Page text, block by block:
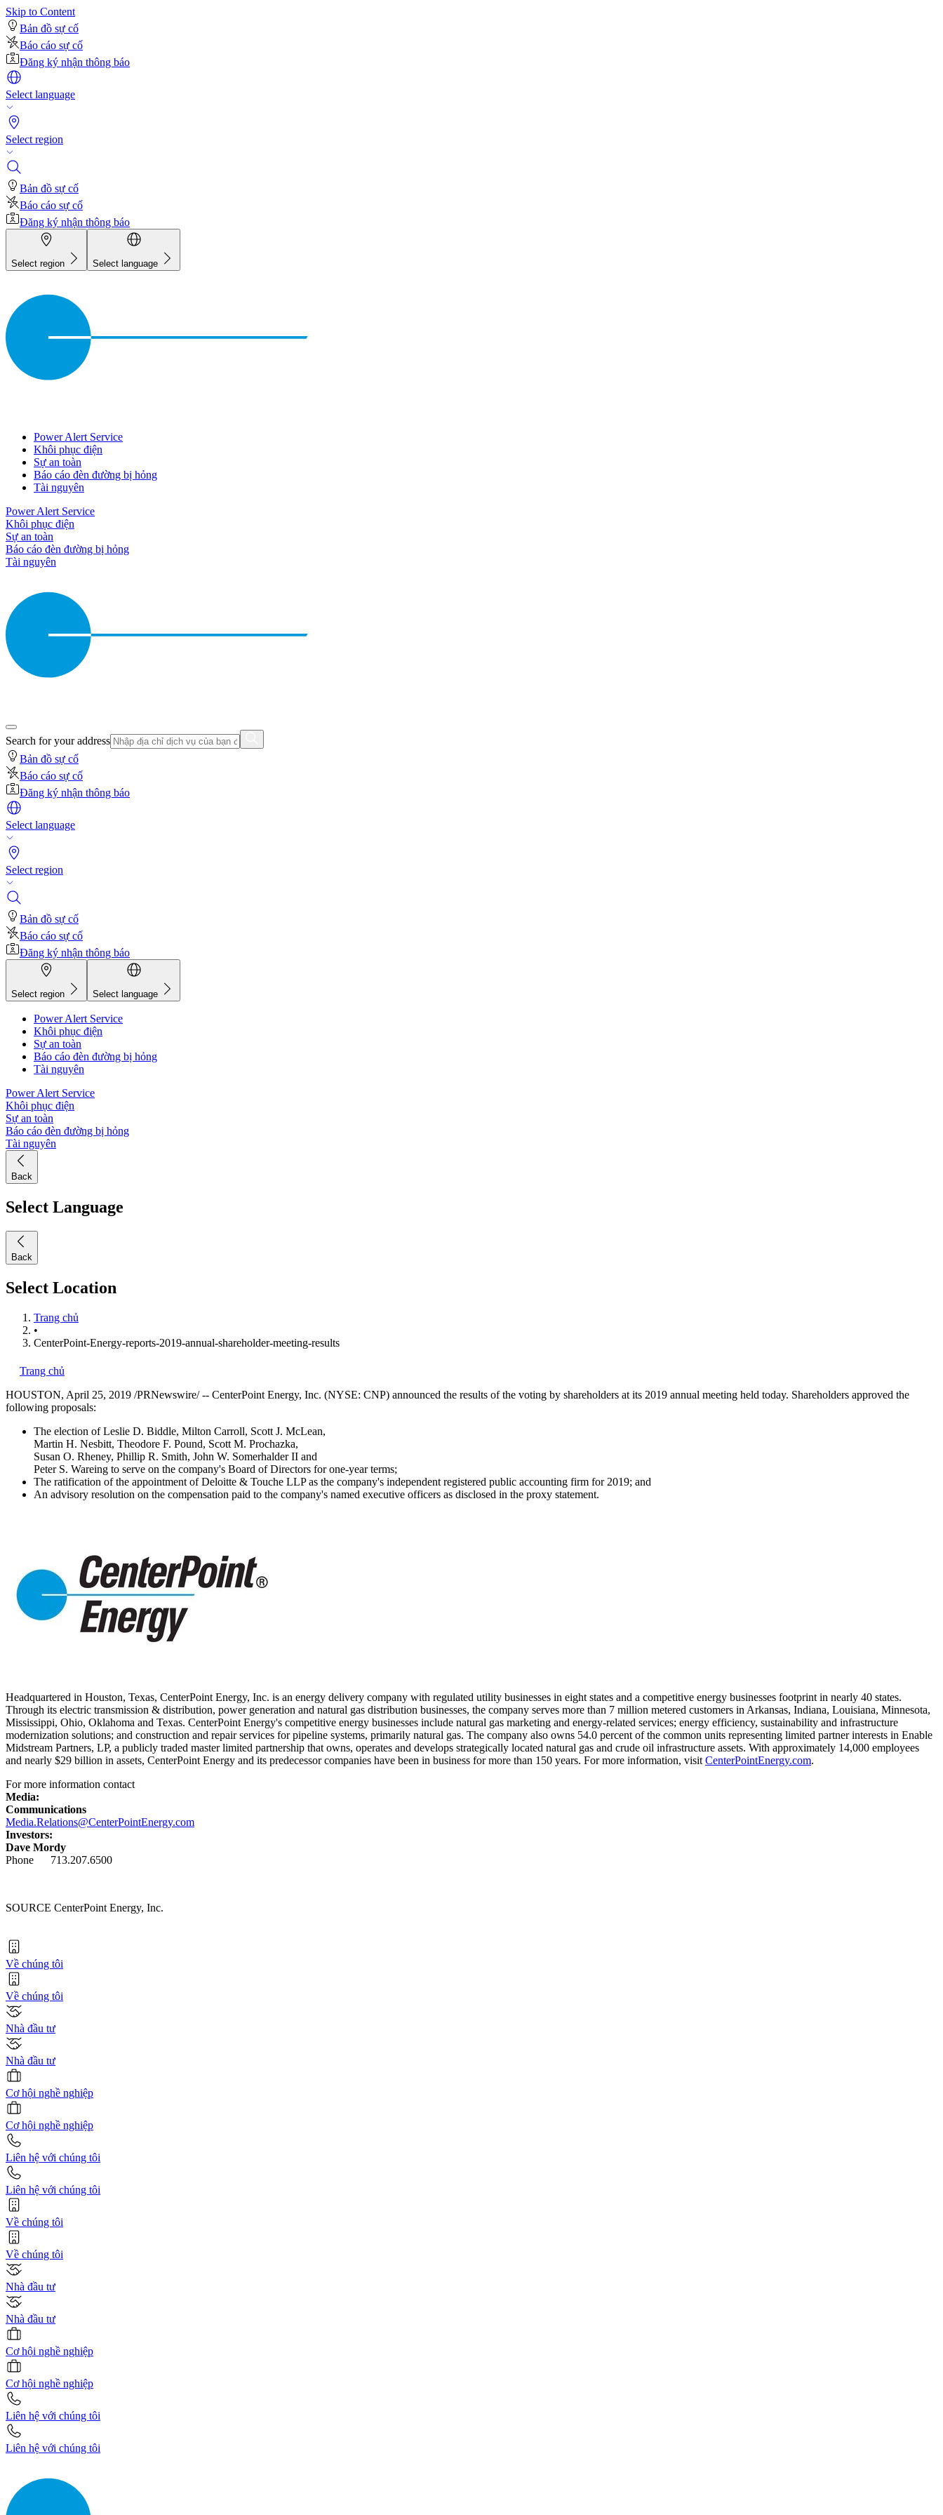
Skip to Content
Bản đồ sự cố
Báo cáo sự cố
Đăng ký nhận thông báo
Select language
Select region
Bản đồ sự cố
Báo cáo sự cố
Đăng ký nhận thông báo
Select region Select language
Power Alert Service
Khôi phục điện
Sự an toàn
Báo cáo đèn đường bị hỏng
Tài nguyên
Power Alert Service
Khôi phục điện
Sự an toàn
Báo cáo đèn đường bị hỏng
Tài nguyên
Search for your address
Bản đồ sự cố
Báo cáo sự cố
Đăng ký nhận thông báo
Select language
Select region
Bản đồ sự cố
Báo cáo sự cố
Đăng ký nhận thông báo
Select region Select language
Power Alert Service
Khôi phục điện
Sự an toàn
Báo cáo đèn đường bị hỏng
Tài nguyên
Power Alert Service
Khôi phục điện
Sự an toàn
Báo cáo đèn đường bị hỏng
Tài nguyên
Back
Select Language
Back
Select Location
Trang chủ
•
CenterPoint-Energy-reports-2019-annual-shareholder-meeting-results
Trang chủ
HOUSTON, April 25, 2019 /PRNewswire/ -- CenterPoint Energy, Inc. (NYSE: CNP) announced the results of the voting by shareholders at its 2019 annual meeting held today. Shareholders approved the
following proposals:
The election of Leslie D. Biddle, Milton Carroll, Scott J. McLean,
Martin H. Nesbitt, Theodore F. Pound, Scott M. Prochazka,
Susan O. Rheney, Phillip R. Smith, John W. Somerhalder II and
Peter S. Wareing to serve on the company's Board of Directors for one-year terms;
The ratification of the appointment of Deloitte & Touche LLP as the company's independent registered public accounting firm for 2019; and
An advisory resolution on the compensation paid to the company's named executive officers as disclosed in the proxy statement.
Headquartered in Houston, Texas, CenterPoint Energy, Inc. is an energy delivery company with regulated utility businesses in eight states and a competitive energy businesses footprint in nearly 40 states.
Through its electric transmission & distribution, power generation and natural gas distribution businesses, the company serves more than 7 million metered customers in Arkansas, Indiana, Louisiana, Minnesota,
Mississippi, Ohio, Oklahoma and Texas. CenterPoint Energy's competitive energy businesses include natural gas marketing and energy-related services; energy efficiency, sustainability and infrastructure
modernization solutions; and construction and repair services for pipeline systems, primarily natural gas. The company also owns 54.0 percent of the common units representing limited partner interests in Enable
Midstream Partners, LP, a publicly traded master limited partnership that owns, operates and develops strategically located natural gas and crude oil infrastructure assets. With approximately 14,000 employees
and nearly $29 billion in assets, CenterPoint Energy and its predecessor companies have been in business for more than 150 years. For more information, visit CenterPointEnergy.com.
For more information contact
Media:
Communications
Media.Relations@CenterPointEnergy.com
Investors:
Dave Mordy
Phone 713.207.6500
SOURCE CenterPoint Energy, Inc.
Về chúng tôi
Về chúng tôi
Nhà đầu tư
Nhà đầu tư
Cơ hội nghề nghiệp
Cơ hội nghề nghiệp
Liên hệ với chúng tôi
Liên hệ với chúng tôi
Về chúng tôi
Về chúng tôi
Nhà đầu tư
Nhà đầu tư
Cơ hội nghề nghiệp
Cơ hội nghề nghiệp
Liên hệ với chúng tôi
Liên hệ với chúng tôi